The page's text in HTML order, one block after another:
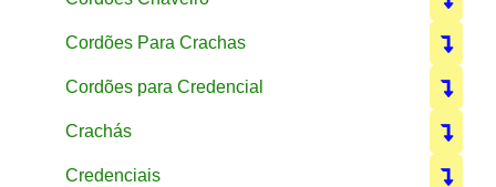
Cordões Para Crachas
Cordões para Credencial
Crachás
Credenciais